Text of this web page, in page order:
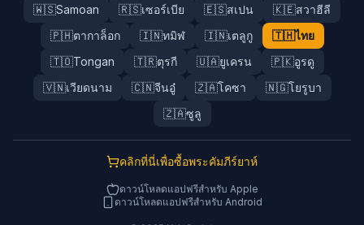
🇼🇸Samoan 🇷🇸เซอร์เบีย 🇪🇸สเปน 🇰🇪สวาฮีลี
🇵🇭ตากาล็อก 🇮🇳ทมิฬ 🇮🇳เตลูกู 🇹🇭ไทย
🇹🇴Tongan 🇹🇷ตุรกี 🇺🇦ยูเครน 🇵🇰อูรดู
🇻🇳เวียดนาม 🇨🇳จีนอู๋ 🇿🇦โคซา 🇳🇬โยรูบา
🇿🇦ซูลู
คลิกที่นี่เพื่อซื้อพระคัมภีร์ยาห์
ดาวน์โหลดแอปฟรีสำหรับ Apple
ดาวน์โหลดแอปฟรีสำหรับ Android